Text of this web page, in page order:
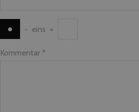
− eins =
Kommentar *